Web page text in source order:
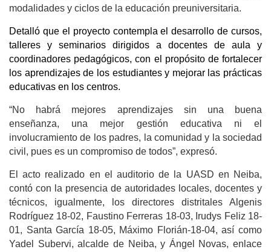
modalidades y ciclos de la educación preuniversitaria.
Detalló que el proyecto contempla el desarrollo de cursos,
talleres y seminarios dirigidos a docentes de aula y
coordinadores pedagógicos, con el propósito de fortalecer
los aprendizajes de los estudiantes y mejorar las prácticas
educativas en los centros.
“No habrá mejores aprendizajes sin una buena
enseñanza, una mejor gestión educativa ni el
involucramiento de los padres, la comunidad y la sociedad
civil, pues es un compromiso de todos”, expresó.
El acto realizado en el auditorio de la UASD en Neiba,
contó con la presencia de autoridades locales, docentes y
técnicos, igualmente, los directores distritales Algenis
Rodríguez 18-02, Faustino Ferreras 18-03, Irudys Feliz 18-
01, Santa García 18-05, Máximo Florián-18-04, así como
Yadel Subervi, alcalde de Neiba, y Ángel Novas, enlace